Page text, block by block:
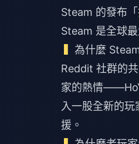
Steam 的發布
Steam 是全球
為什麼
Reddit 社群的
家的熱情
入一股全新的
援。